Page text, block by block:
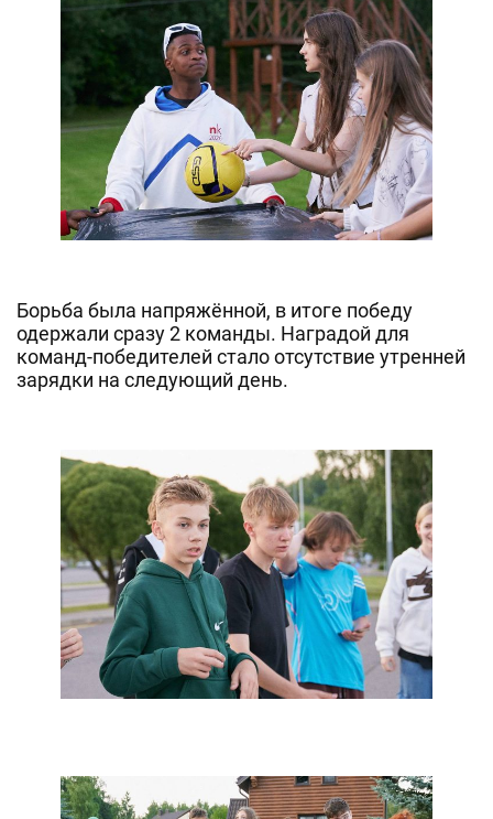
Борьба была напряжённой, в итоге победу
одержали сразу 2 команды. Наградой для
команд-победителей стало отсутствие утренней
зарядки на следующий день.